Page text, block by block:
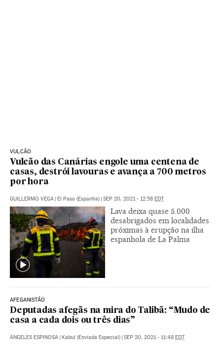
VULCÃO
Vulcão das Canárias engole uma centena de
casas, destrói lavouras e avança a 700 metros
por hora
GUILLERMO VEGA | El Paso (Espanha) | SEP 20, 2021 - 12:58 EDT
Lava deixa quase 5.000
desabrigados em localidades
próximas à erupção na ilha
espanhola de La Palma
AFEGANISTÃO
Deputadas afegãs na mira do Talibã: “Mudo de
casa a cada dois ou três dias”
ÁNGELES ESPINOSA | Kabul (Enviada Especial) | SEP 20, 2021 - 11:48 EDT